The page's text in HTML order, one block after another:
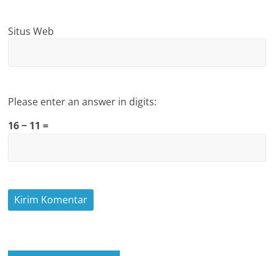
Situs Web
Please enter an answer in digits:
16 − 11 =